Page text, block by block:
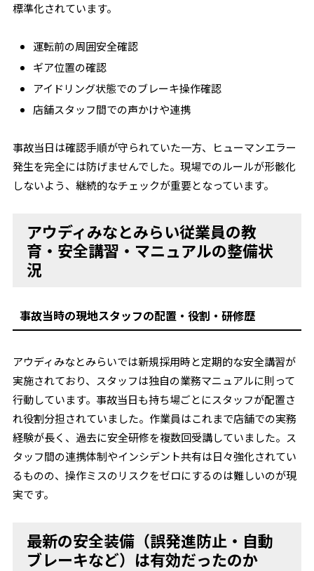
標準化されています。
運転前の周囲安全確認
ギア位置の確認
アイドリング状態でのブレーキ操作確認
店舗スタッフ間での声かけや連携
事故当日は確認手順が守られていた一方、ヒューマンエラー
発生を完全には防げませんでした。現場でのルールが形骸化
しないよう、継続的なチェックが重要となっています。
アウディみなとみらい従業員の教
育・安全講習・マニュアルの整備状
況
事故当時の現地スタッフの配置・役割・研修歴
アウディみなとみらいでは新規採用時と定期的な安全講習が
実施されており、スタッフは独自の業務マニュアルに則って
行動しています。事故当日も持ち場ごとにスタッフが配置さ
れ役割分担されていました。作業員はこれまで店舗での実務
経験が長く、過去に安全研修を複数回受講していました。ス
タッフ間の連携体制やインシデント共有は日々強化されてい
るものの、操作ミスのリスクをゼロにするのは難しいのが現
実です。
最新の安全装備（誤発進防止・自動
ブレーキなど）は有効だったのか